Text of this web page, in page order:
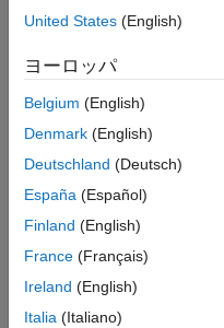
2018
4 月
29
1
回
2018
4 月
29
United States (English)
ヨーロッパ
Belgium (English)
Denmark (English)
Deutschland (Deutsch)
España (Español)
Finland (English)
France (Français)
Ireland (English)
Italia (Italiano)